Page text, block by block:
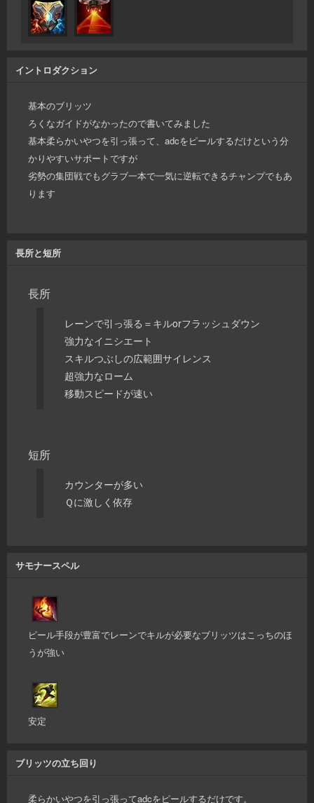
イントロダクション
基本のブリッツ
ろくなガイドがなかったので書いてみました
基本柔らかいやつを引っ張って、adcをピールするだけという分
かりやすいサポートですが
劣勢の集団戦でもグラブ一本で一気に逆転できるチャンプでもあ
ります
長所と短所
長所
レーンで引っ張る＝キルorフラッシュダウン
強力なイニシエート
スキルつぶしの広範囲サイレンス
超強力なローム
移動スピードが速い
短所
カウンターが多い
Ｑに激しく依存
サモナースペル
ピール手段が豊富でレーンでキルが必要なブリッツはこっちのほ
うが強い
安定
ブリッツの立ち回り
柔らかいやつを引っ張ってadcをピールするだけです。